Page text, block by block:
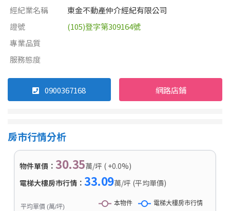
經紀業名稱
東金不動產仲介經紀有限公司
證號
(105)登字第309164號
專業品質
服務態度
0900367168 網路店鋪
房市行情分析
物件單價： 30.35萬/坪 ( +0.0%)
電梯大樓房市行情： 33.09萬/坪 (平均單價)